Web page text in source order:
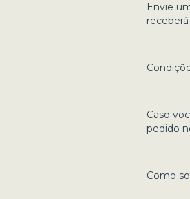
Envie
Caso
pedido
Como